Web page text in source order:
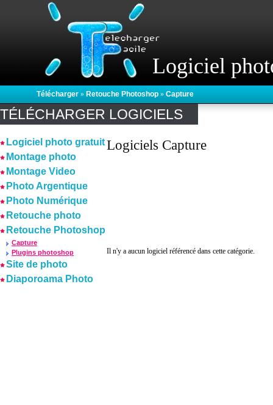
Logiciel
Télécharger » Retouche Photoshop » Capture
TÉLÉCHARGER LOGICIELS
Logiciel photo gratuit
Montage photo
Montage Video
Photo Argentique
Photo Numérique
Retouche photo
Retouche Photoshop
Capture
Plugins photoshop
Site de photo
Diaporoama Photo
Logiciels Capture
Il n'y a aucun logiciel référencé dans cette catégorie.